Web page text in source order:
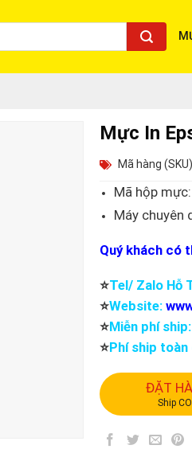
Mực In
Mã hàng
Mã hộp
Máy chuyên
Quý khách có
⭐️Tel/ Zalo Hỗ
⭐️Website:
⭐️Miễn phí ship:
⭐️Phí ship toàn
ĐẶT
Ship